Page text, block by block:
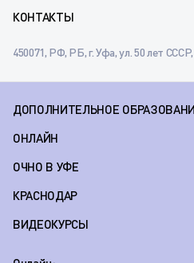
КОНТАКТЫ
450071, РФ, РБ, г. Уфа, ул. 50 лет СССР,
ДОПОЛНИТЕЛЬНОЕ
ОНЛАЙН
ОЧНО В УФЕ
КРАСНОДАР
ВИДЕОКУРСЫ